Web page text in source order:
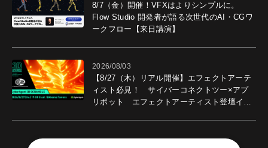
8/7（金）開催！VFXはよりシンプルに。
Flow Studio 開発者が語る次世代のAI・CGワ
ークフロー【来日講演】
2026/08/03
【8/27（木）リアル開催】エフェクトアーテ
ィスト必見！ サイバーコネクトツー×アプ
リボット エフェクトアーティスト登壇イベ